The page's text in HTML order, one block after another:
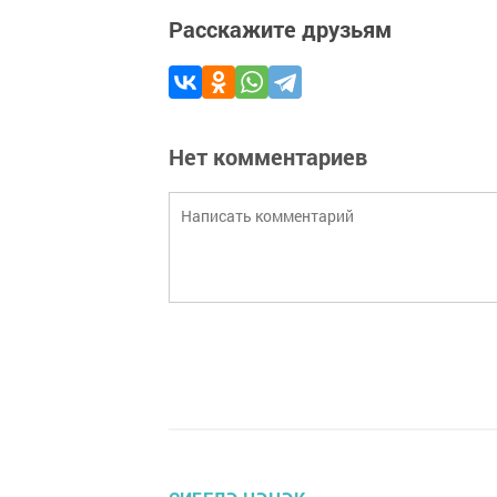
Расскажите друзьям
Нет комментариев